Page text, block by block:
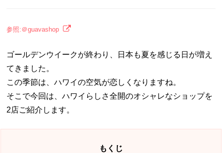
参照:＠guavashop
ゴールデンウイークが終わり、日本も夏を感じる日が増え
てきました。
この季節は、ハワイの空気が恋しくなりますね。
そこで今回は、ハワイらしさ全開のオシャレなショップを
2店ご紹介します。
もくじ